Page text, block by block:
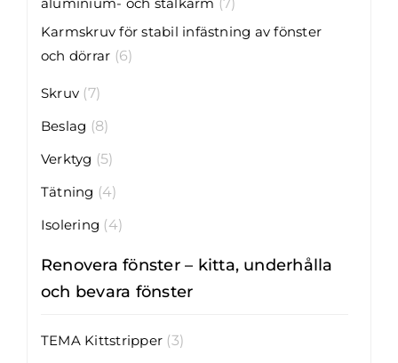
Karmskruv för stabil infästning av fönster
och dörrar (6)
Skruv (7)
Beslag (8)
Verktyg (5)
Tätning (4)
Isolering (4)
Renovera fönster – kitta, underhålla
och bevara fönster
TEMA Kittstripper (3)